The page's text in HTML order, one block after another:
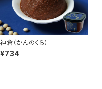
神倉（かんのくら）
¥734